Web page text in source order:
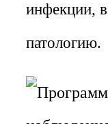
инфекции,
патологию.